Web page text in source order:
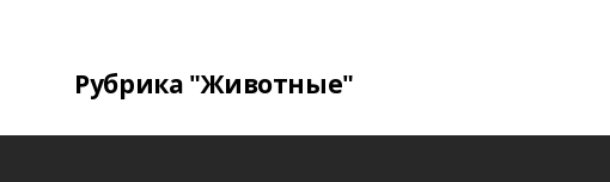
Рубрика "Животные"